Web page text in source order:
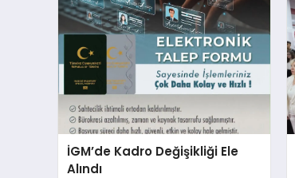
İGM’de Kadro Değişikliği Ele
Alındı